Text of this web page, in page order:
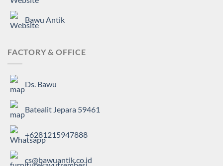
Bawu Antik
FACTORY & OFFICE
Ds. Bawu
Batealit Jepara 59461
+6281215947888
cs@bawuantik.co.id